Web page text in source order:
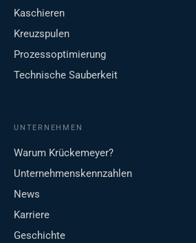
Kaschieren
Kreuzspulen
Prozessoptimierung
Technische Sauberkeit
UNTERNEHMEN
Warum Krückemeyer?
Unternehmenskennzahlen
News
Karriere
Geschichte